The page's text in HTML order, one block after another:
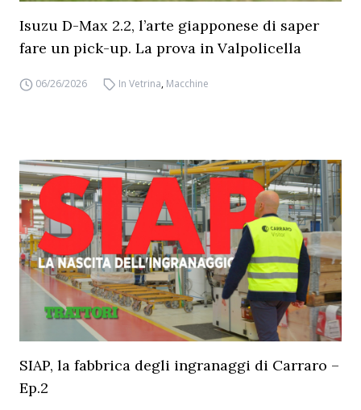
Isuzu D-Max 2.2, l’arte giapponese di saper
fare un pick-up. La prova in Valpolicella
06/26/2026 In Vetrina, Macchine
SIAP, la fabbrica degli ingranaggi di Carraro –
Ep.2